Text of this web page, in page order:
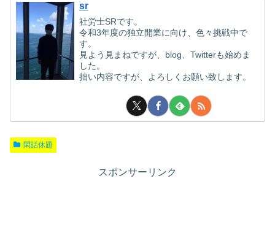
sr
社労士SRです。
令和3年度の独立開業に向け、色々挑戦中で
す。
見よう見まねですが、blog、Twitterも始めま
した。
拙い内容ですが、よろしくお願い致します。
閑話休題
スポンサーリンク